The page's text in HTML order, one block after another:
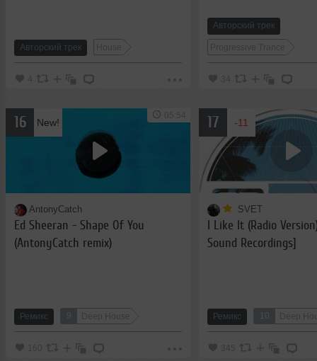
Авторский трек House
Авторский трек
Progressive Trance
34
16 New!
AntonyCatch
Ed Sheeran - Shape Of You
(AntonyCatch remix)
Ремикс 9 Deep House
160
05:54 17 -11
SVET
I Like It (Radio
Sound Recordings]
Ремикс 10 Deep
345